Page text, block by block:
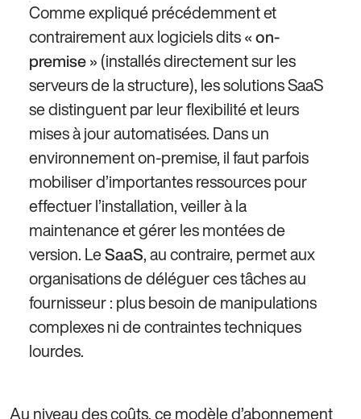
Comme expliqué précédemment et
contrairement aux logiciels dits « on-
premise » (installés directement sur les
serveurs de la structure), les solutions SaaS
se distinguent par leur flexibilité et leurs
mises à jour automatisées. Dans un
environnement on-premise, il faut parfois
mobiliser d’importantes ressources pour
effectuer l’installation, veiller à la
maintenance et gérer les montées de
version. LeSaaS, au contraire, permet aux
organisations de déléguer ces tâches au
fournisseur : plus besoin de manipulations
complexes ni de contraintes techniques
lourdes.
Au niveau des coûts, ce modèle d’abonnement